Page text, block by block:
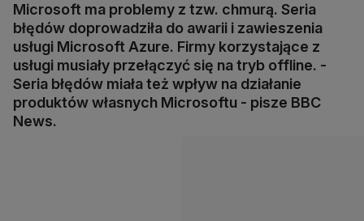
Microsoft ma problemy z tzw. chmurą. Seria
błędów doprowadziła do awarii i zawieszenia
usługi Microsoft Azure. Firmy korzystające z
usługi musiały przełączyć się na tryb offline. -
Seria błędów miała też wpływ na działanie
produktów własnych Microsoftu - pisze BBC
News.